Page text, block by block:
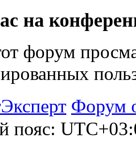
на
форум
Форум
пояс: